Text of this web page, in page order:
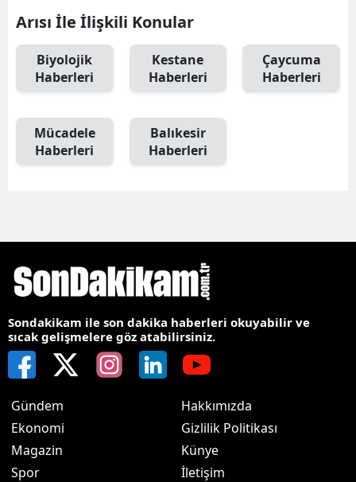
Arısı İle İlişkili Konular
Biyolojik
Haberleri
Kestane
Haberleri
Çaycuma
Haberleri
Mücadele
Haberleri
Balıkesir
Haberleri
Sondakikam ile son dakika haberleri okuyabilir ve
sıcak gelişmelere göz atabilirsiniz.
Gündem
Ekonomi
Magazin
Spor
Hakkımızda
Gizlilik Politikası
Künye
İletişim